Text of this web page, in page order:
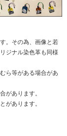
。その為、画像と若
ジナル染色革も同様
ら等がある場合があ
があります。
があります。